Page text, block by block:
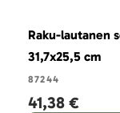
Raku-lautanen
31,7x25,5 cm
87244
41,38 €